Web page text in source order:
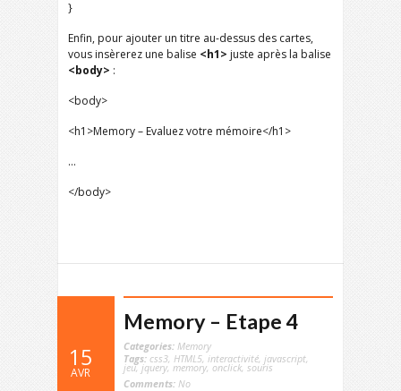
}
Enfin, pour ajouter un titre au-dessus des cartes,
vous insèrerez une balise <h1> juste après la balise
<body> :
<body>
<h1>Memory – Evaluez votre mémoire</h1>
…
</body>
15
AVR
Memory – Etape 4
Categories: Memory
Tags: css3, HTML5, interactivité, javascript,
jeu, jquery, memory, onclick, souris
Comments: No